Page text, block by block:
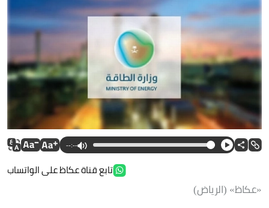
--:--
تابع قناة عكاظ على الواتساب
«عكاظ» (الرياض)